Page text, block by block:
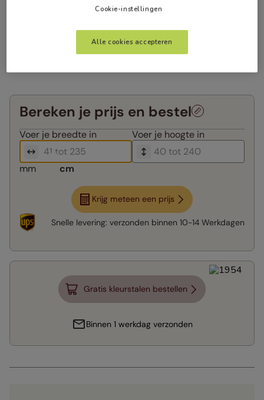
Bereken je prijs en bestel
Voer je breedte in Voer je hoogte in
mm cm
Krijg meteen een prijs
Snelle levering: verzonden binnen 10-14 Werkdagen
Gratis kleurstalen bestellen
Binnen 1 werkdag verzonden
Cookie-instellingen
Alle cookies accepteren